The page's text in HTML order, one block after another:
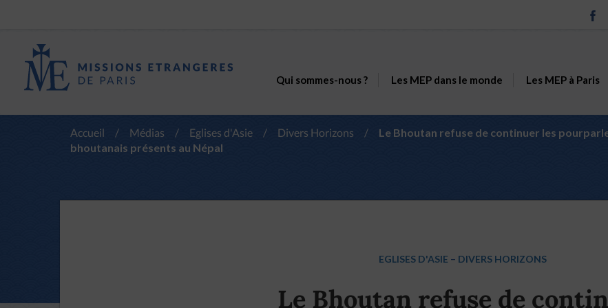
Qui sommes-nous ? Les MEP dans le monde Les MEP à Paris
Accueil / Médias / Eglises d'Asie / Divers Horizons /
Le Bhoutan refuse de continuer les
bhoutanais présents au Népal
EGLISES D'ASIE – DIVERS HORIZONS
Le Bhoutan refuse de